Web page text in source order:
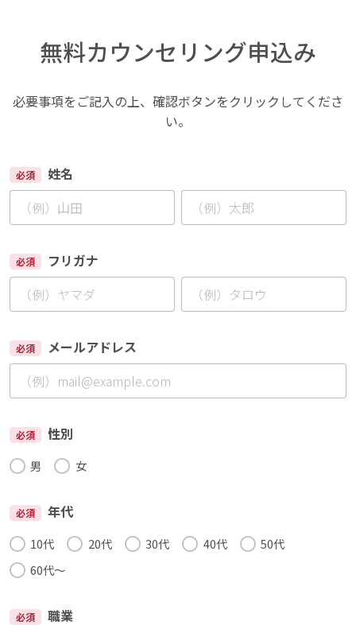
無料カウンセリング申込み
必要事項をご記入の上、確認ボタンをクリックしてくださ
い。
必須 姓名
必須 フリガナ
必須 メールアドレス
必須 性別
男 女
必須 年代
10代 20代 30代 40代
50代
60代～
必須 職業